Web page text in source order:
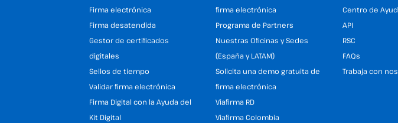
Firma electrónica
Firma desatendida
Gestor de certificados
digitales
Sellos de tiempo
Validar firma electrónica
Firma Digital con la Ayuda del
Kit Digital
firma electrónica
Programa de Partners
Nuestras Oficinas y Sedes
(España y LATAM)
Solicita una demo gratuita de
firma electrónica
Viafirma RD
Viafirma Colombia
Centro de
API
RSC
FAQs
Trabaja con